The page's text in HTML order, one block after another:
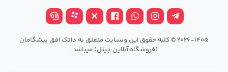
2026-1405 © کلیه حقوق این وبسایت متعلق به داتک افق پیشگامان
(فروشگاه آنلاین جیتل) میباشد.